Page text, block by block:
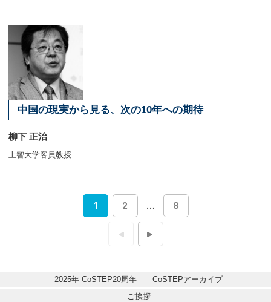
中国の現実から見る、次の10年への期待
柳下 正治
上智大学客員教授
投
ビ
シ
ョ
ン
1 2 … 8
2025年 CoSTEP20周年　　CoSTEPアーカイブ
ご挨拶